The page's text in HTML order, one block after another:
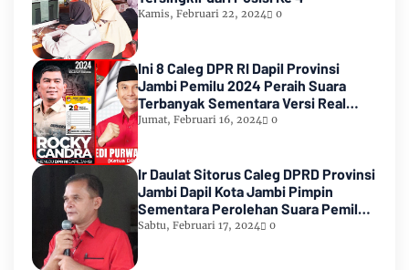
Kamis, Februari 22, 2024 0
Ini 8 Caleg DPR RI Dapil Provinsi
Jambi Pemilu 2024 Peraih Suara
Terbanyak Sementara Versi Real
Count KPU RI
Jumat, Februari 16, 2024 0
Ir Daulat Sitorus Caleg DPRD Provinsi
Jambi Dapil Kota Jambi Pimpin
Sementara Perolehan Suara Pemilu
2024
Sabtu, Februari 17, 2024 0